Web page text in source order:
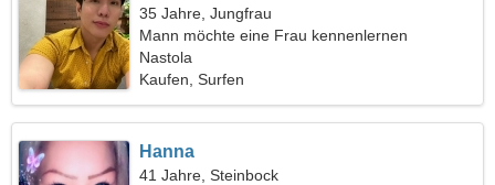
35 Jahre, Jungfrau
Mann möchte eine Frau kennenlernen
Nastola
Kaufen, Surfen
Hanna
41 Jahre, Steinbock